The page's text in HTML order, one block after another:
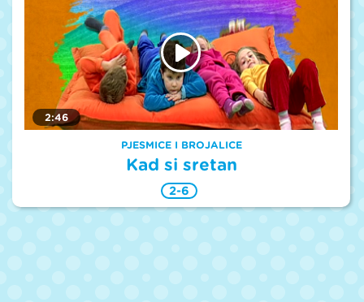
2:46
PJESMICE I BROJALICE
Kad si sretan
2-6